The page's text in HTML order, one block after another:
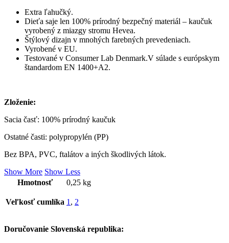
Extra ľahučký.
Dieťa saje len 100% prírodný bezpečný materiál – kaučuk
vyrobený z miazgy stromu Hevea.
Štýlový dizajn v mnohých farebných prevedeniach.
Vyrobené v EU.
Testované v Consumer Lab Denmark.V súlade s európskym
štandardom EN 1400+A2.
Zloženie:
Sacia časť: 100% prírodný kaučuk
Ostatné časti: polypropylén (PP)
Bez BPA, PVC, ftalátov a iných škodlivých látok.
Show More Show Less
Hmotnosť
0,25 kg
Veľkosť cumlíka 1 , 2
Doručovanie Slovenská republika: